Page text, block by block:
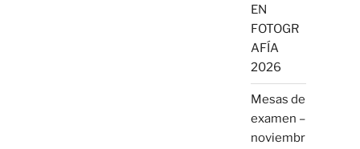
EN
FOTOGR
AFÍA
2026
Mesas de
examen –
noviembr